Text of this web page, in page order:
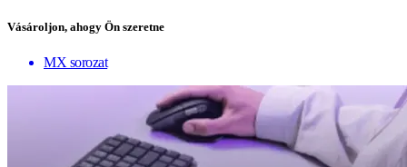
Vásároljon, ahogy Ön szeretne
MX sorozat